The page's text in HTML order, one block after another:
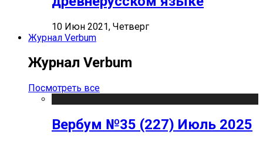
10 Июн 2021, Четверг
Журнал Verbum
Журнал Verbum
Посмотреть все
Вербум №35 (227) Июль 2025